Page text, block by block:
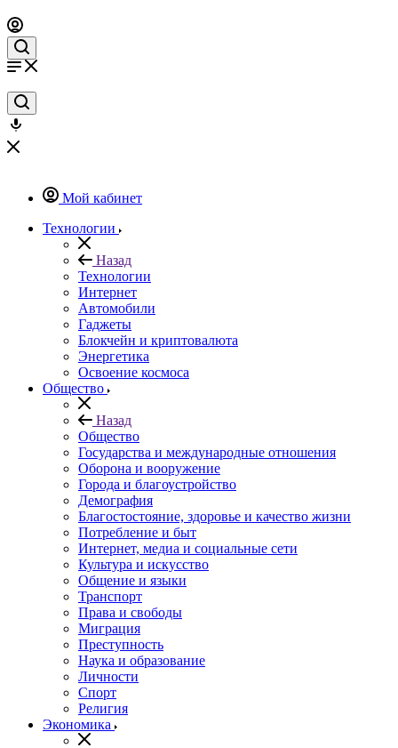
Мой кабинет
Технологии
Назад
Технологии
Интернет
Автомобили
Гаджеты
Блокчейн и криптовалюта
Энергетика
Освоение космоса
Общество
Назад
Общество
Государства и международные отношения
Оборона и вооружение
Города и благоустройство
Демография
Благостостояние, здоровье и качество жизни
Потребление и быт
Интернет, медиа и социальные сети
Культура и искусство
Общение и языки
Транспорт
Права и свободы
Миграция
Преступность
Наука и образование
Личности
Спорт
Религия
Экономика